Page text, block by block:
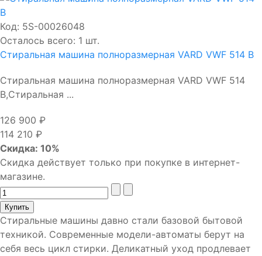
Код: 5S-00026048
Осталось всего: 1 шт.
Стиральная машина полноразмерная VARD VWF 514 B
Стиральная машина полноразмерная VARD VWF 514
B,Стиральная ...
126 900 ₽
114 210 ₽
Скидка: 10%
Скидка действует только при покупке в интернет-
магазине.
Стиральные машины давно стали базовой бытовой
техникой. Современные модели-автоматы берут на
себя весь цикл стирки. Деликатный уход продлевает